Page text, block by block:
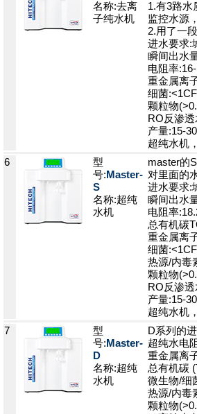
名称:去离
子纯水机
1.有3路水
监控水源
2.用了一
进水要求:
瞬间出水
电阻率
重金属离
细菌
颗粒物
RO反渗
产量:15-
超纯水机
6
型
号:Master-
S
名称:超纯
水机
master的
对里面的
进水要求:
瞬间出水
电阻率
总有机碳
重金属离
细菌
热源/内毒
颗粒物
RO反渗
产量:15-
超纯水机
7
型
号:Master-
D
名称:超纯
水机
D系列的
超纯水电
重金属离
总有机碳
微生物/细
热源/内毒
颗粒物